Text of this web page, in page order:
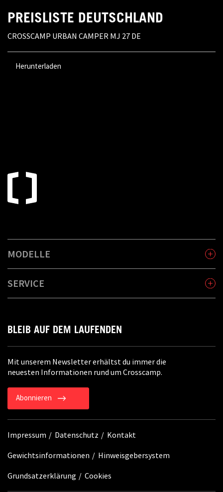
PREISLISTE DEUTSCHLAND
CROSSCAMP URBAN CAMPER MJ 27 DE
Herunterladen
MODELLE
SERVICE
BLEIB AUF DEM LAUFENDEN
Mit unserem Newsletter erhältst du immer die
neuesten Informationen rund um Crosscamp.
Abonnieren
Impressum Datenschutz Kontakt
Gewichtsinformationen Hinweisgebersystem
Grundsatzerklärung Cookies